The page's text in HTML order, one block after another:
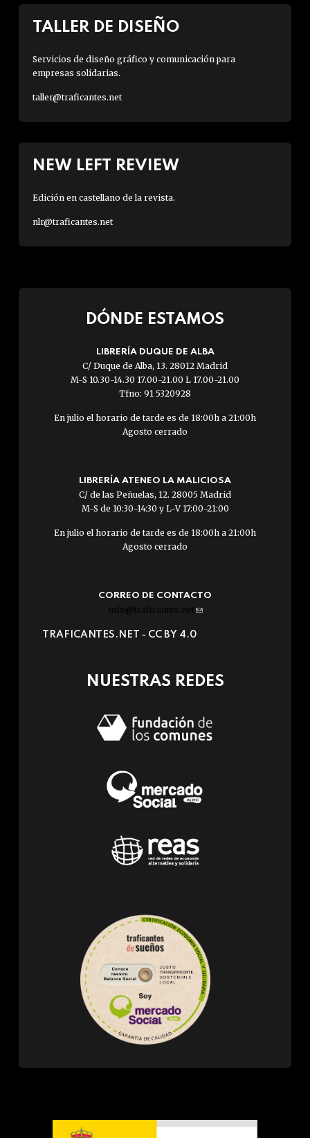
TALLER DE DISEÑO
Servicios de diseño gráfico y comunicación para
empresas solidarias.
taller@traficantes.net
NEW LEFT REVIEW
Edición en castellano de la revista.
nlr@traficantes.net
DÓNDE ESTAMOS
LIBRERÍA DUQUE DE ALBA
C/ Duque de Alba, 13. 28012 Madrid
M-S 10.30-14.30 17.00-21.00 L 17.00-21.00
Tfno: 91 5320928
En julio el horario de tarde es de 18:00h a 21:00h
Agosto cerrado
LIBRERÍA ATENEO LA MALICIOSA
C/ de las Peñuelas, 12. 28005 Madrid
M-S de 10:30-14:30 y L-V 17:00-21:00
En julio el horario de tarde es de 18:00h a 21:00h
Agosto cerrado
CORREO DE CONTACTO
info@traficantes.net (link
e-
TRAFICANTES.NET - CC BY 4.0
NUESTRAS REDES